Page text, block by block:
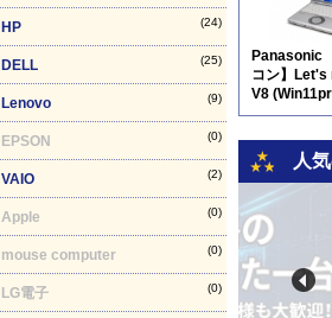
HP (24)
DELL (25)
Lenovo (9)
EPSON (0)
VAIO (2)
Apple (0)
mouse computer (0)
LG電子 (0)
Panasonic
コン】Let's
V8
人